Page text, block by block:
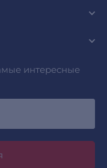
интересные